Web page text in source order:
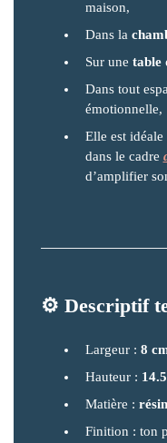
maison,
Dans la
Sur une table
Dans tout
émotionnelle,
Elle est
dans le cadre
d’amplifier
⚙️ Descriptif
Largeur : 8
Hauteur :
Matière :
Finition : ton